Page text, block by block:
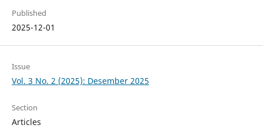
Published
2025-12-01
Issue
Vol. 3 No. 2 (2025): Desember 2025
Section
Articles